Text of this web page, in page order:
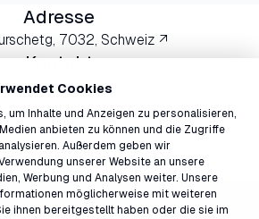
Cookies
um Inhalte und Anzeigen zu personalisieren,
anbieten zu können und die Zugriffe
Außerdem geben wir
unserer Website an unsere
Werbung und Analysen weiter. Unsere
möglicherweise mit weiteren
ihnen bereitgestellt haben oder die sie im
Adresse
7032, Schweiz ↗
Kontakt
vorab@laax.com
081 927 73 80